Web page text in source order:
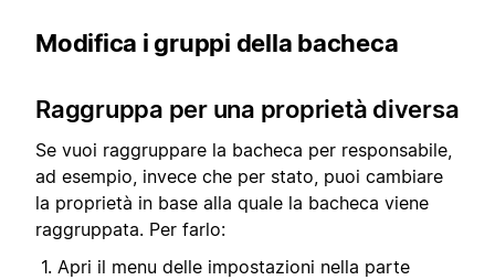
Modifica i gruppi della bacheca
Raggruppa per una proprietà diversa
Se vuoi raggruppare la bacheca per responsabile,
ad esempio, invece che per stato, puoi cambiare
la proprietà in base alla quale la bacheca viene
raggruppata. Per farlo:
Apri il menu delle impostazioni nella parte